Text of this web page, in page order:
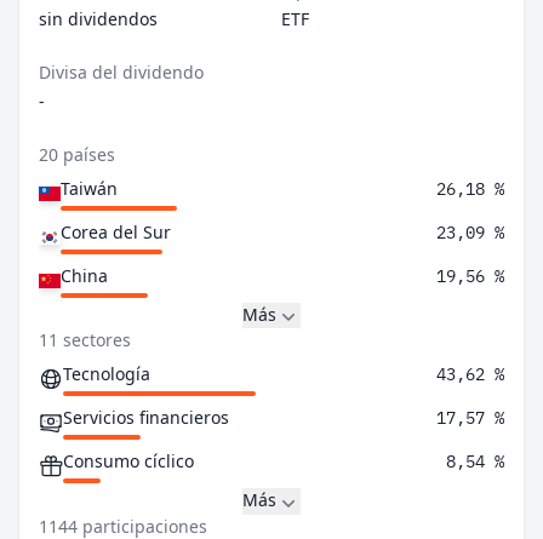
sin dividendos
ETF
Divisa del dividendo
-
20 países
Taiwán
26,18 %
Corea del Sur 23,09 %
China 19,56 %
Más
11 sectores
Tecnología
43,62 %
Servicios financieros 17,57 %
Consumo cíclico 8,54 %
Más
1144 participaciones